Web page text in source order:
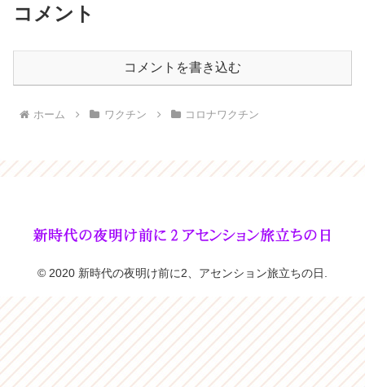
コメント
コメントを書き込む
ホーム ワクチン コロナワクチン
© 2020 新時代の夜明け前に2、アセンション旅立ちの日.